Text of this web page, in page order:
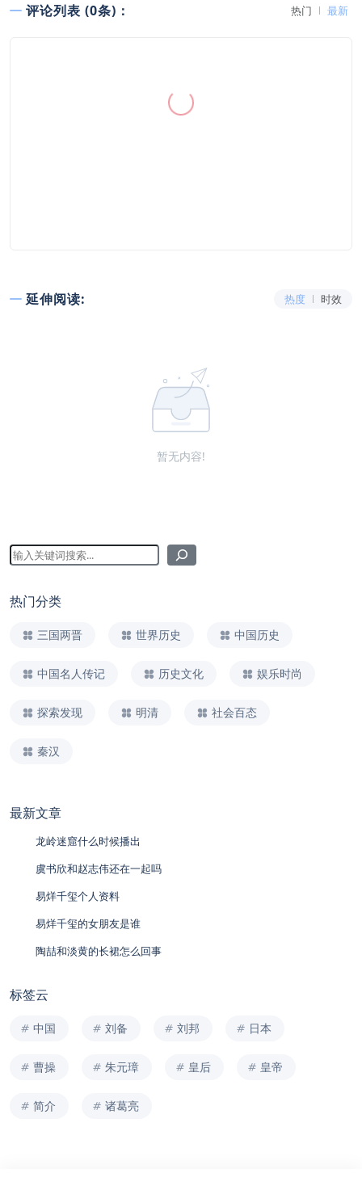
评论列表 (0条)： 热门 最新
延伸阅读: 热度 时效
暂无内容!
热门分类
三国两晋 世界历史 中国历史
中国名人传记 历史文化 娱乐时尚
探索发现 明清 社会百态
秦汉
最新文章
龙岭迷窟什么时候播出
虞书欣和赵志伟还在一起吗
易烊千玺个人资料
易烊千玺的女朋友是谁
陶喆和淡黄的长裙怎么回事
标签云
中国 刘备 刘邦 日本
曹操 朱元璋 皇后 皇帝
简介 诸葛亮